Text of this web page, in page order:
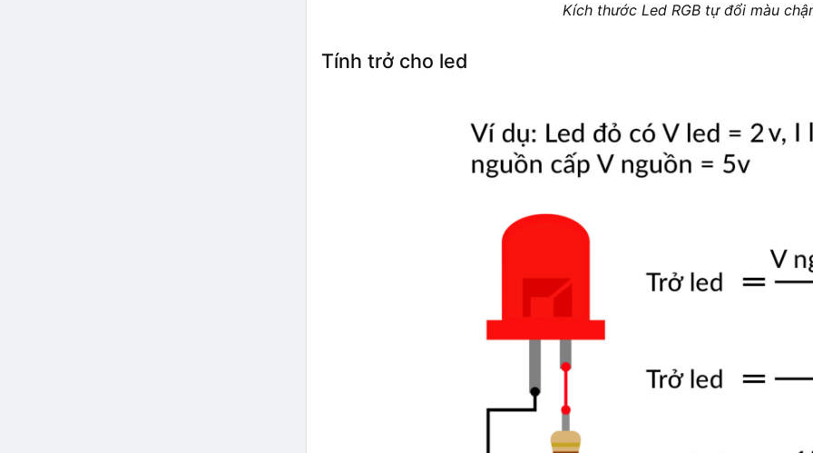
Kích thước Led RGB tự đổi màu
Tính trở cho led